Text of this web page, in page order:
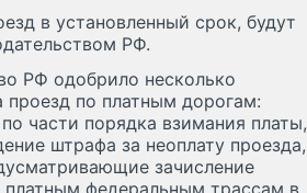
в установленный срок, будут
РФ.
РФ одобрило несколько
проезд по платным дорогам:
части порядка взимания платы,
штрафа за неоплату проезда,
зачисление